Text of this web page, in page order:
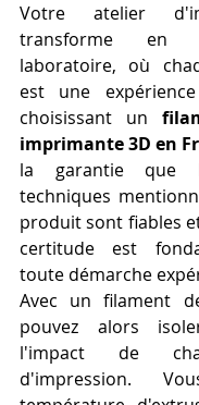
Votre atelier
transforme en
laboratoire, où
est une
choisissant un
imprimante 3D en
la garantie que
techniques
produit sont fiables
certitude est
toute démarche
Avec un filament
pouvez alors
l'impact de
d'impression.